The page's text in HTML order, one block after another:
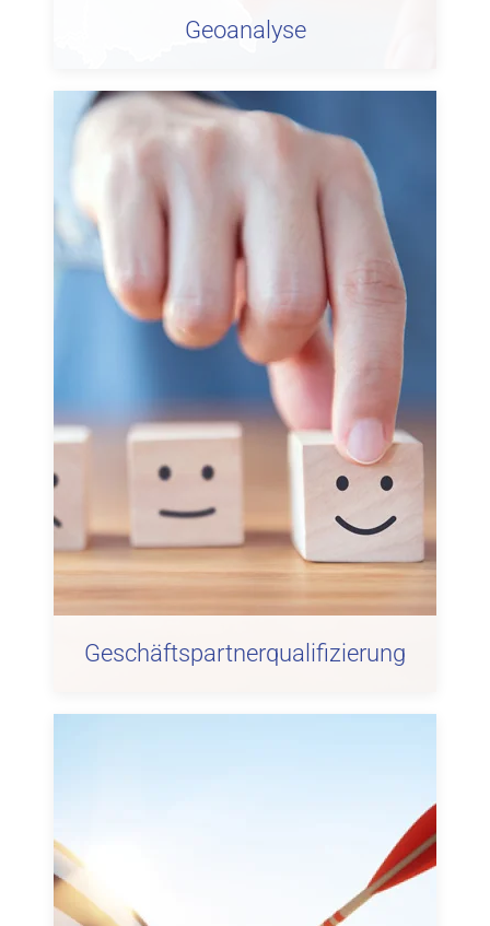
Geoanalyse
Geschäftspartnerqualifizierung